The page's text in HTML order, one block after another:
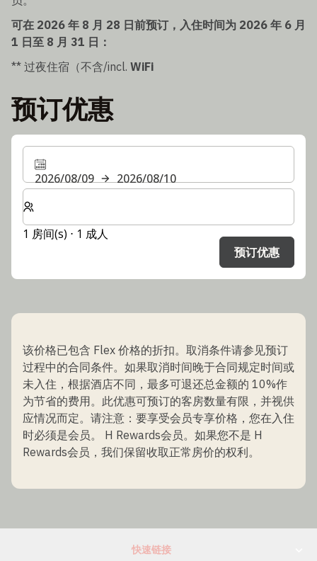
可在 2026 年 8 月 28 日前预订，入住时间为 2026 年 6 月
1 日至 8 月 31 日：
** 过夜住宿（不含/incl. WiFi
预订优惠
2026/08/09
2026/08/10
选择房间数和入住人数
1 房间(s) ⋅ 1 成人
预订优惠
该价格已包含 Flex 价格的折扣。取消条件请参见预订
过程中的合同条件。如果取消时间晚于合同规定时间或
未入住，根据酒店不同，最多可退还总金额的 10%作
为节省的费用。此优惠可预订的客房数量有限，并视供
应情况而定。请注意：要享受会员专享价格，您在入住
时必须是会员。 H Rewards会员。如果您不是 H
Rewards会员，我们保留收取正常房价的权利。
快速链接